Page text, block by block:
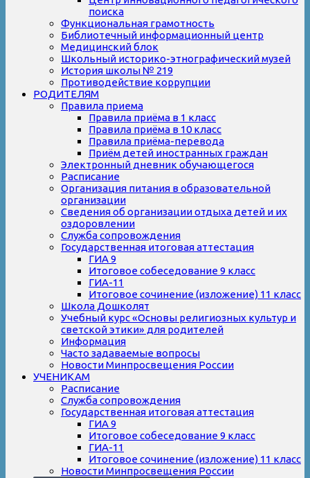
поиска
Функциональная грамотность
Библиотечный информационный центр
Медицинский блок
Школьный историко-этнографический музей
История школы № 219
Противодействие коррупции
РОДИТЕЛЯМ
Правила приема
Правила приёма в 1 класс
Правила приёма в 10 класс
Правила приёма-перевода
Приём детей иностранных граждан
Электронный дневник обучающегося
Расписание
Организация питания в образовательной
организации
Сведения об организации отдыха детей и их
оздоровлении
Служба сопровождения
Государственная итоговая аттестация
ГИА 9
Итоговое собеседование 9 класс
ГИА-11
Итоговое сочинение (изложение) 11 класс
Школа Дошколят
Учебный курс «Основы религиозных культур и
светской этики» для родителей
Информация
Часто задаваемые вопросы
Новости Минпросвещения России
УЧЕНИКАМ
Расписание
Служба сопровождения
Государственная итоговая аттестация
ГИА 9
Итоговое собеседование 9 класс
ГИА-11
Итоговое сочинение (изложение) 11 класс
Новости Минпросвещения России